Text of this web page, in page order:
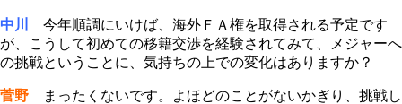
中川
今年順調にいけば、海外ＦＡ権を取得される予定です
が、こうして初めての移籍交渉を経験されてみて、メジャーへ
の挑戦ということに、気持ちの上での変化はありますか？
菅野 まったくないです。よほどのことがないかぎり、挑戦し